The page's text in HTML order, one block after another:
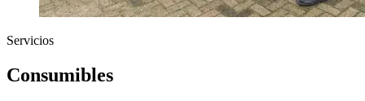
Servicios
Consumibles